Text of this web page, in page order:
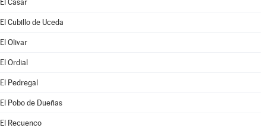
El Casar
El Cubillo de Uceda
El Olivar
El Ordial
El Pedregal
El Pobo de Dueñas
El Recuenco